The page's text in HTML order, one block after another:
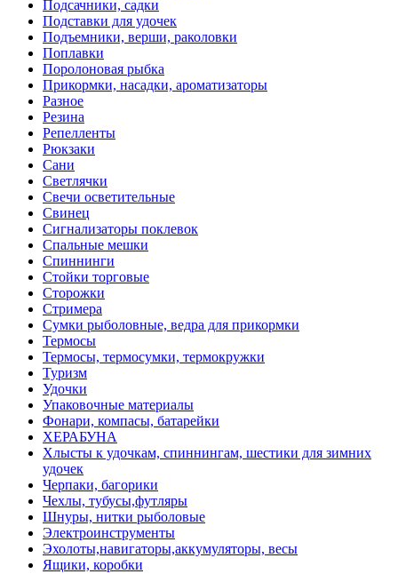
Подсачники, садки
Подставки для удочек
Подъемники, верши, раколовки
Поплавки
Поролоновая рыбка
Прикормки, насадки, ароматизаторы
Разное
Резина
Репелленты
Рюкзаки
Сани
Светлячки
Свечи осветительные
Свинец
Сигнализаторы поклевок
Спальные мешки
Спиннинги
Стойки торговые
Сторожки
Стримера
Сумки рыболовные, ведра для прикормки
Термосы
Термосы, термосумки, термокружки
Туризм
Удочки
Упаковочные материалы
Фонари, компасы, батарейки
ХЕРАБУНА
Хлысты к удочкам, спиннингам, шестики для зимних
удочек
Черпаки, багорики
Чехлы, тубусы,футляры
Шнуры, нитки рыболовые
Электроинструменты
Эхолоты,навигаторы,аккумуляторы, весы
Ящики, коробки